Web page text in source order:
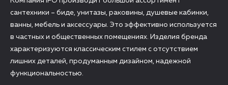
сантехники – биде, унитазы, раковины, душевые кабинки,
ванны, мебель и аксессуары. Это эффективно используется
в частных и общественных помещениях. Изделия бренда
характеризуются классическим стилем с отсутствием
лишних деталей, продуманным дизайном, надежной
функциональностью.